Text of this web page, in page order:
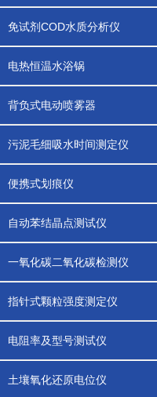
免试剂COD水质分析仪
电热恒温水浴锅
背负式电动喷雾器
污泥毛细吸水时间测定仪
便携式划痕仪
自动苯结晶点测试仪
一氧化碳二氧化碳检测仪
指针式颗粒强度测定仪
电阻率及型号测试仪
土壤氧化还原电位仪